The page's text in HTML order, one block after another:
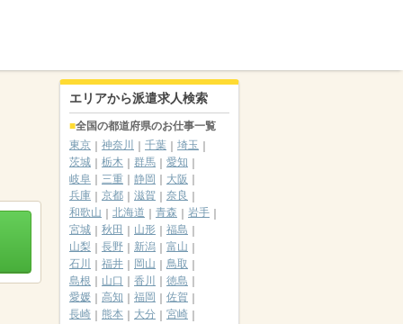
エリアから派遣求人検索
全国の都道府県のお仕事一覧
東京
神奈川 千葉
埼玉
茨城
栃木 群馬
愛知
岐阜
三重 静岡
大阪
兵庫
京都 滋賀
奈良
和歌山
北海道 青森
岩手
宮城
秋田 山形
福島
山梨
長野 新潟
富山
石川
福井 岡山
鳥取
島根
山口 香川
徳島
愛媛
高知 福岡
佐賀
長崎
熊本 大分
宮崎